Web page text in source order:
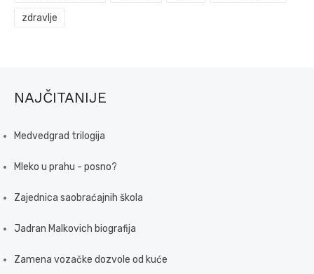
zdravlje
NAJČITANIJE
Medvedgrad trilogija
Mleko u prahu - posno?
Zajednica saobraćajnih škola
Jadran Malkovich biografija
Zamena vozačke dozvole od kuće